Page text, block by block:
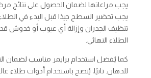
يجب مراعاتها لضمان الحصول على نتائج
يجب تحضير السطح جيدًا قبل البدء في
تنظيف الجدران وإزالة أي عيوب أو خدوش
الطلاء النهائي.
كما يُفضل استخدام برايمر مناسب لضمان
للدهان. ثانيًا، يُنصح باستخدام أدوات طلاء